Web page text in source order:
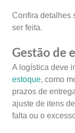
Confira detalhes
ser feita.
Gestão de
A logística deve
estoque, como
prazos de
ajuste de itens
falta ou o